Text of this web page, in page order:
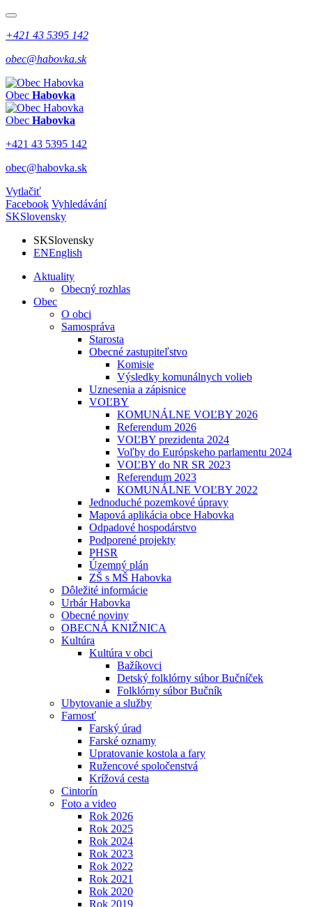
+421 43 5395 142
obec@habovka.sk
Obec Habovka
Obec Habovka
+421 43 5395 142
obec@habovka.sk
Vytlačiť
Facebook Vyhledávání
SKSlovensky
SKSlovensky
ENEnglish
Aktuality
Obecný rozhlas
Obec
O obci
Samospráva
Starosta
Obecné zastupiteľstvo
Komisie
Výsledky komunálnych volieb
Uznesenia a zápisnice
VOĽBY
KOMUNÁLNE VOĽBY 2026
Referendum 2026
VOĽBY prezidenta 2024
Voľby do Európskeho parlamentu 2024
VOĽBY do NR SR 2023
Referendum 2023
KOMUNÁLNE VOĽBY 2022
Jednoduché pozemkové úpravy
Mapová aplikácia obce Habovka
Odpadové hospodárstvo
Podporené projekty
PHSR
Územný plán
ZŠ s MŠ Habovka
Dôležité informácie
Urbár Habovka
Obecné noviny
OBECNÁ KNIŽNICA
Kultúra
Kultúra v obci
Bažíkovci
Detský folklórny súbor Bučníček
Folklórny súbor Bučník
Ubytovanie a služby
Farnosť
Farský úrad
Farské oznamy
Upratovanie kostola a fary
Ružencové spoločenstvá
Krížová cesta
Cintorín
Foto a video
Rok 2026
Rok 2025
Rok 2024
Rok 2023
Rok 2022
Rok 2021
Rok 2020
Rok 2019